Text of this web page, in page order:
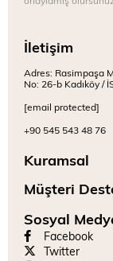
İletişim
Adres: Rasimpaşa
No: 26-b Kadıköy /
[email protected]
+90 545 543 48 76
Kuramsal
Müşteri
Sosyal
Facebook
Twitter